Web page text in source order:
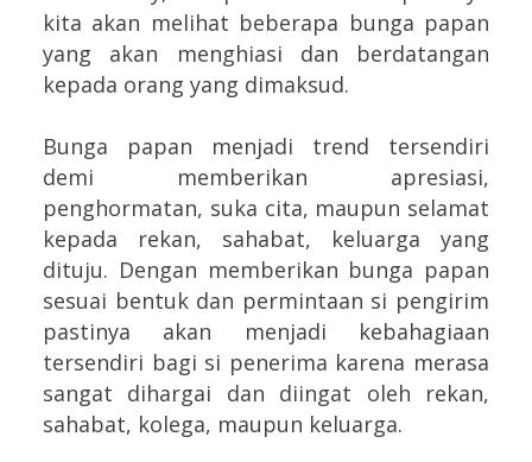
kita akan melihat beberapa bunga papan
yang akan menghiasi dan berdatangan
kepada orang yang dimaksud.
Bunga papan menjadi trend tersendiri
demi memberikan apresiasi,
penghormatan, suka cita, maupun selamat
kepada rekan, sahabat, keluarga yang
dituju. Dengan memberikan bunga papan
sesuai bentuk dan permintaan si pengirim
pastinya akan menjadi kebahagiaan
tersendiri bagi si penerima karena merasa
sangat dihargai dan diingat oleh rekan,
sahabat, kolega, maupun keluarga.